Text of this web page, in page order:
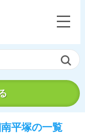
平塚の一覧